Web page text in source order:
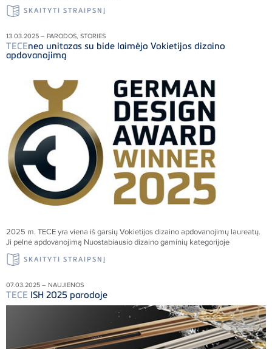
SKAITYTI STRAIPSNĮ
13.03.2025 – PARODOS, STORIES
TECEneo unitazas su bide laimėjo Vokietijos dizaino
apdovanojimą
2025 m. TECEyra viena iš garsių Vokietijos dizaino apdovanojimų laureatų.
Ji pelnė apdovanojimą Nuostabiausio dizaino gaminių kategorijoje
SKAITYTI STRAIPSNĮ
07.03.2025 – NAUJIENOS
TECE ISH 2025 parodoje